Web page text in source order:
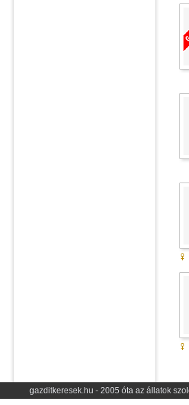
gazditkeresek.hu - 2005 óta az állatok